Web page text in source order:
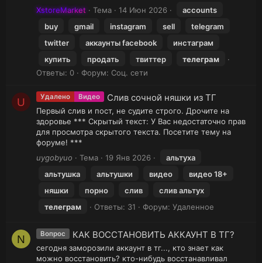
XstoreMarket
Тема 14 Июн 2026
accounts
buy
gmail instagram sell
telegram
twitter
аккаунты facebook
инстаграм
купить
продать твиттер
телеграм
Ответы: 0
Форум: Соц. сети
U Удалено Видео Слив сочной няшки из ТГ
Первый слив и пост, не судите строго. Дрочите на
здоровье *** Скрытый текст: У Вас недостаточно прав
для просмотра скрытого текста. Посетите тему на
форуме! ***
uygobyuo
Тема 19 Янв 2026
альтуха
альтушка
альтушки видео
видео 18+
няшки
порно слив
слив альтух
телеграм
Ответы: 31 Форум: Удаленное
N Вопрос КАК ВОССТАНОВИТЬ АККАУНТ В ТГ?
сегодня заморозили аккаунт в тг..., кто знает как
можно восстановить? кто-нибудь восстанавливал